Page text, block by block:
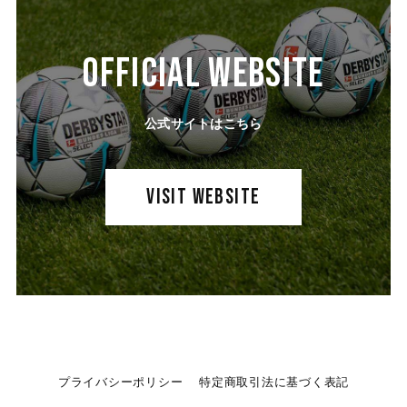
OFFICIAL WEBSITE
公式サイトはこちら
VISIT WEBSITE
プライバシーポリシー 特定商取引法に基づく表記